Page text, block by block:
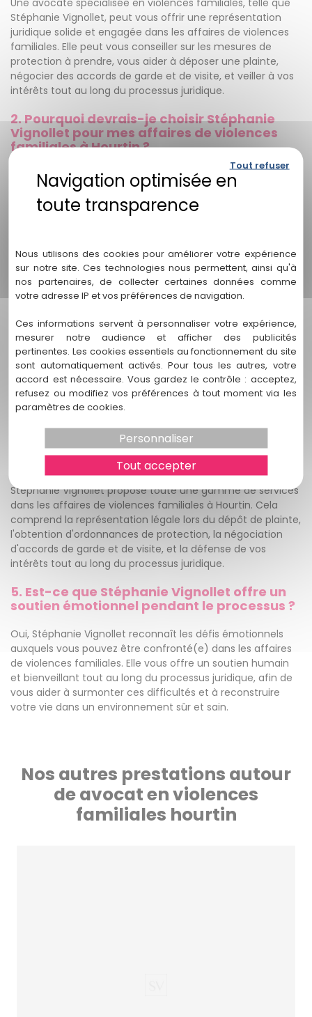
Une avocate spécialisée en violences familiales, telle que
Stéphanie Vignollet, peut vous offrir une représentation
juridique solide et engagée dans les affaires de violences
familiales. Elle peut vous conseiller sur les mesures de
protection à prendre, vous aider à déposer une plainte,
négocier des accords de garde et de visite, et veiller à vos
intérêts tout au long du processus juridique.
2. Pourquoi devrais-je choisir Stéphanie
Vignollet pour mes affaires de violences
familiales à Hourtin ?
Stéphanie Vignollet est une avocate expérimentée et
spécialisée dans le domaine du droit de la famille, avec
une expertise particulière dans les affaires de violences
familiales. Son approche personnalisée, son engagement
choix idéal pour obtenir une représentation solide et
efficace.
3. Comment puis-je contacter Stéphanie
Vignollet ?
Vous pouvez contacter Stéphanie Vignollet en utilisant les
coordonnées fournies sur notre site web. Vous y trouverez
les informations nécessaires pour prendre rendez-vous ou
pour poser vos questions. Nous vous recommandons de
nous contacter dès que possible pour bénéficier d'une
assistance juridique rapide et efficace.
4. Quels sont les services proposés par
Stéphanie Vignollet dans les affaires de
violences familiales ?
Stéphanie Vignollet propose toute une gamme de services
dans les affaires de violences familiales à Hourtin. Cela
comprend la représentation légale lors du dépôt de plainte,
l'obtention d'ordonnances de protection, la négociation
d'accords de garde et de visite, et la défense de vos
intérêts tout au long du processus juridique.
5. Est-ce que Stéphanie Vignollet offre un
soutien émotionnel pendant le processus ?
Oui, Stéphanie Vignollet reconnaît les défis émotionnels
auxquels vous pouvez être confronté(e) dans les affaires
de violences familiales. Elle vous offre un soutien humain
et bienveillant tout au long du processus juridique, afin de
vous aider à surmonter ces difficultés et à reconstruire
votre vie dans un environnement sûr et sain.
Nos autres prestations autour
de avocat en violences
familiales hourtin
Nous utilisons des cookies pour améliorer votre expérience
sur notre site. Ces technologies nous permettent, ainsi qu'à
nos partenaires, de collecter certaines données comme
votre adresse IP et vos préférences de navigation.
Ces informations servent à personnaliser votre expérience,
mesurer notre audience et afficher des publicités
pertinentes. Les cookies essentiels au fonctionnement du site
sont automatiquement activés. Pour tous les autres, votre
accord est nécessaire. Vous gardez le contrôle : acceptez,
refusez ou modifiez vos préférences à tout moment via les
paramètres de cookies.
Tout accepter
Tout refuser
Personnaliser